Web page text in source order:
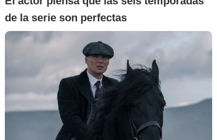
de la serie son perfectas